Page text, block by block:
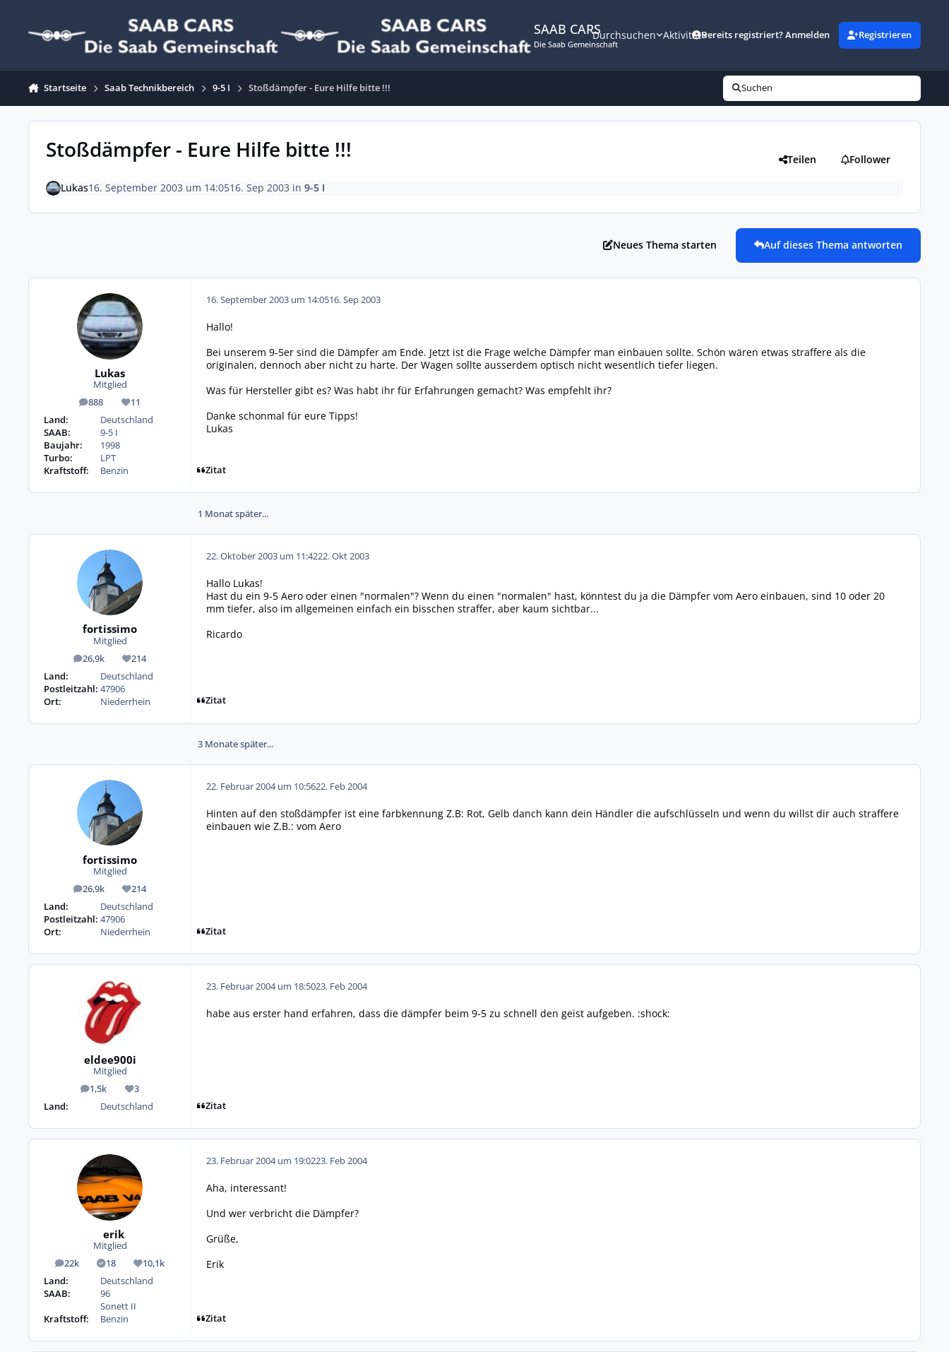
SAAB CARS
Die Saab Gemeinschaft
Durchsuchen AktivitätBereits registriert? Anmelden Registrieren
Startseite Saab Technikbereich 9-5 I Stoßdämpfer - Eure Hilfe bitte !!! Suchen
Stoßdämpfer - Eure Hilfe bitte !!! Teilen Follower
Lukas16. September 2003 um 14:0516. Sep 2003 in 9-5 I
Neues Thema starten Auf dieses Thema antworten
Lukas
Mitglied
888
Beiträge 11
Reputation
Land:
Deutschland
SAAB:
9-5 I
Baujahr:
1998
Turbo:
LPT
Kraftstoff:
Benzin
16. September 2003 um 14:0516. Sep 2003
Hallo!
Bei unserem 9-5er sind die Dämpfer am Ende. Jetzt ist die Frage welche Dämpfer man einbauen sollte. Schön wären etwas straffere als die
originalen, dennoch aber nicht zu harte. Der Wagen sollte ausserdem optisch nicht wesentlich tiefer liegen.
Was für Hersteller gibt es? Was habt ihr für Erfahrungen gemacht? Was empfehlt ihr?
Danke schonmal für eure Tipps!
Lukas
Zitat
1 Monat später...
fortissimo
Mitglied
26,9k
Beiträge 214
Reputation
Land:
Deutschland
Postleitzahl: 47906
Ort:
Niederrhein
22. Oktober 2003 um 11:4222. Okt 2003
Hallo Lukas!
Hast du ein 9-5 Aero oder einen "normalen"? Wenn du einen "normalen" hast, könntest du ja die Dämpfer vom Aero einbauen, sind 10 oder 20
mm tiefer, also im allgemeinen einfach ein bisschen straffer, aber kaum sichtbar...
Ricardo
Zitat
3 Monate später...
fortissimo
Mitglied
26,9k
Beiträge 214
Reputation
Land:
Deutschland
Postleitzahl: 47906
Ort:
Niederrhein
22. Februar 2004 um 10:5622. Feb 2004
Hinten auf den stoßdämpfer ist eine farbkennung Z.B: Rot, Gelb danch kann dein Händler die aufschlüsseln und wenn du willst dir auch straffere
einbauen wie Z.B.: vom Aero
Zitat
eldee900i
Mitglied
1,5k
Beiträge 3
Reputation
Land:
Deutschland
23. Februar 2004 um 18:5023. Feb 2004
habe aus erster hand erfahren, dass die dämpfer beim 9-5 zu schnell den geist aufgeben. :shock:
Zitat
erik
Mitglied
22k
Beiträge 18
Lösungen10,1k
Reputation
Land:
Deutschland
SAAB:
96
Sonett II
Kraftstoff:
Benzin
23. Februar 2004 um 19:0223. Feb 2004
Aha, interessant!
Und wer verbricht die Dämpfer?
Grüße,
Erik
Zitat